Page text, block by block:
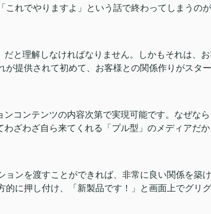
れでやりますよ」という話で終わってしまうの
と理解しなければなりません。しかもそれは、
提供されて初めて、お客様との関係作りがスタ
コンテンツの内容次第で実現可能です。なぜなら
ざわざ自ら来てくれる「プル型」のメディアだか
ンを渡すことができれば、非常に良い関係を築
に押し付け、「新製品です！」と画面上でグリ